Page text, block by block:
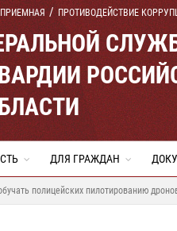
ПРОТИВОДЕЙСТВИЕ
ДЛЯ ГРАЖДАН
полицейских пилотированию